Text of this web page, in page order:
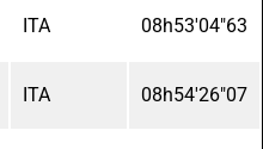
ITA 08h53'04"63
ITA 08h54'26"07